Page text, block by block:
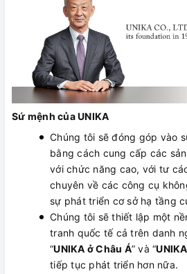
Sứ mệnh của UNIKA
Chúng tôi sẽ đóng góp vào
bằng cách cung cấp các
với chức năng cao, với tư
chuyên về các công cụ
sự phát triển cơ sở hạ tầng
Chúng tôi sẽ thiết lập một
tranh quốc tế cả trên danh
“UNIKA ở Châu Á” và “
tiếp tục phát triển hơn nữa.